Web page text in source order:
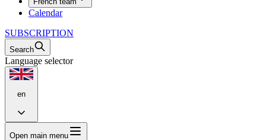
Calendar
SUBSCRIPTION
Search
Language selector
en
Open main menu